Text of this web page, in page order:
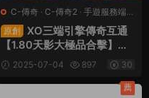
C-傳奇 · C-傳奇2 · 手遊服務端·
端遊服務端
原創
XO三端引擎傳奇互通
【1.80天影大極品合擊】Wi
n一鍵服務端+PC安卓蘋果
三端+加密工具+視頻架設教
程
2025-07-04 897 30
薦